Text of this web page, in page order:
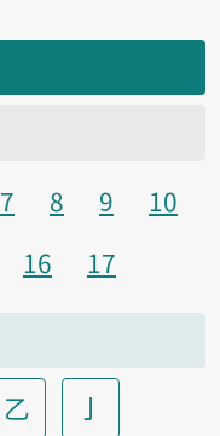
7 8 9
10
16 17
乙 亅